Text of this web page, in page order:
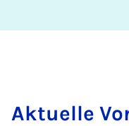
Ak­tu­el­le